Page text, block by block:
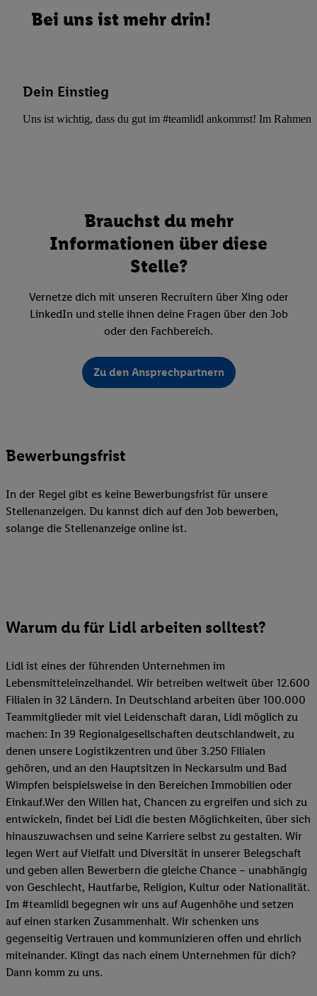
Bei uns ist mehr drin!
Dein Einstieg
Uns ist wichtig, dass du gut im #teamlidl ankommst! Im Rahmen
Brauchst du mehr
Informationen über diese
Stelle?
Vernetze dich mit unseren Recruitern über Xing oder
LinkedIn und stelle ihnen deine Fragen über den Job
oder den Fachbereich.
Zu den Ansprechpartnern
Bewerbungsfrist
In der Regel gibt es keine Bewerbungsfrist für unsere
Stellenanzeigen. Du kannst dich auf den Job bewerben,
solange die Stellenanzeige online ist.
Warum du für Lidl arbeiten solltest?
Lidl ist eines der führenden Unternehmen im
Lebensmitteleinzelhandel. Wir betreiben weltweit über 12.600
Filialen in 32 Ländern. In Deutschland arbeiten über 100.000
Teammitglieder mit viel Leidenschaft daran, Lidl möglich zu
machen: In 39 Regionalgesellschaften deutschlandweit, zu
denen unsere Logistikzentren und über 3.250 Filialen
gehören, und an den Hauptsitzen in Neckarsulm und Bad
Wimpfen beispielsweise in den Bereichen Immobilien oder
Einkauf.Wer den Willen hat, Chancen zu ergreifen und sich zu
entwickeln, findet bei Lidl die besten Möglichkeiten, über sich
hinauszuwachsen und seine Karriere selbst zu gestalten. Wir
legen Wert auf Vielfalt und Diversität in unserer Belegschaft
und geben allen Bewerbern die gleiche Chance – unabhängig
von Geschlecht, Hautfarbe, Religion, Kultur oder Nationalität.
Im #teamlidl begegnen wir uns auf Augenhöhe und setzen
auf einen starken Zusammenhalt. Wir schenken uns
gegenseitig Vertrauen und kommunizieren offen und ehrlich
miteinander. Klingt das nach einem Unternehmen für dich?
Dann komm zu uns.​